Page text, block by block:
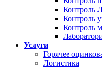
Контроль
Контроль
Контроль
Услуги
Горячее
Логистика